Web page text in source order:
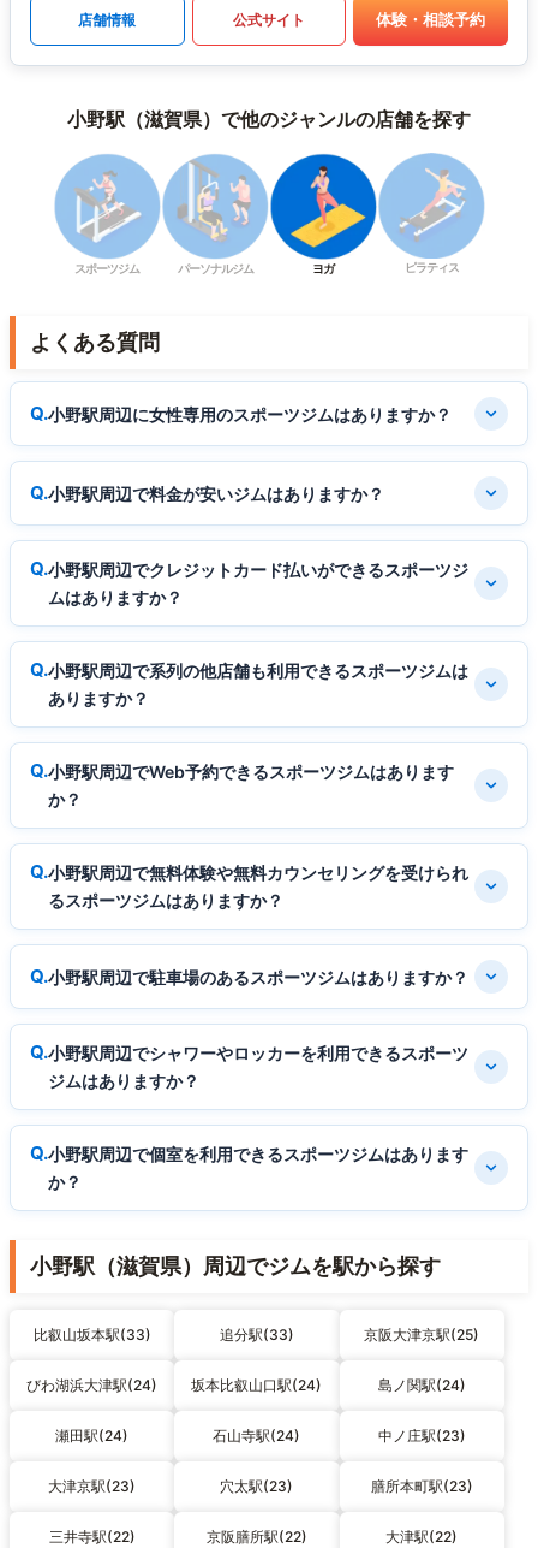
店舗情報 公式サイト 体験・相談予約
小野駅（滋賀県）で他のジャンルの店舗を探す
スポーツジム パーソナルジム ヨガ ピラティス
よくある質問
小野駅周辺に女性専用のスポーツジムはありますか？
小野駅周辺で料金が安いジムはありますか？
小野駅周辺でクレジットカード払いができるスポーツジ
ムはありますか？
小野駅周辺で系列の他店舗も利用できるスポーツジムは
ありますか？
小野駅周辺でWeb予約できるスポーツジムはあります
か？
小野駅周辺で無料体験や無料カウンセリングを受けられ
るスポーツジムはありますか？
小野駅周辺で駐車場のあるスポーツジムはありますか？
小野駅周辺でシャワーやロッカーを利用できるスポーツ
ジムはありますか？
小野駅周辺で個室を利用できるスポーツジムはあります
か？
小野駅（滋賀県）周辺でジムを駅から探す
比叡山坂本駅(33) 追分駅(33) 京阪大津京駅(25)
びわ湖浜大津駅(24) 坂本比叡山口駅(24) 島ノ関駅(24)
瀬田駅(24) 石山寺駅(24) 中ノ庄駅(23)
大津京駅(23) 穴太駅(23) 膳所本町駅(23)
三井寺駅(22) 京阪膳所駅(22) 大津駅(22)